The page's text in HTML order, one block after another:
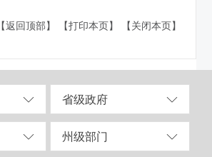
【返回顶部】
【打印本页】 【关闭本页】
省级政府
州级部门